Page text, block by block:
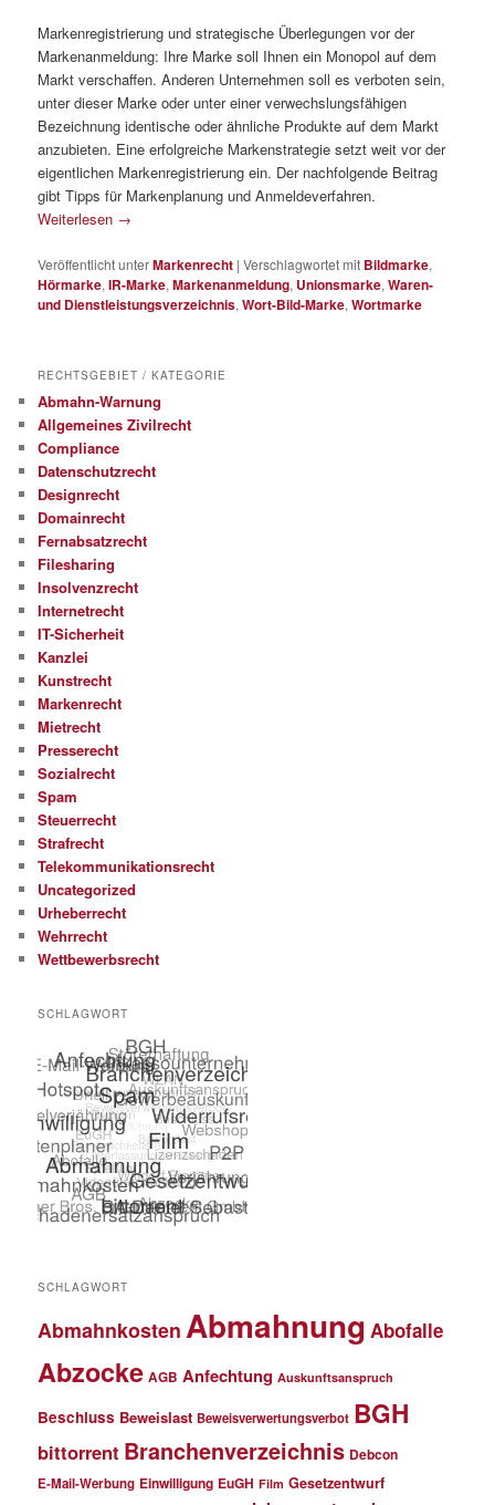
Markenregistrierung und strategische Überlegungen vor der
Markenanmeldung: Ihre Marke soll Ihnen ein Monopol auf dem
Markt verschaffen. Anderen Unternehmen soll es verboten sein,
unter dieser Marke oder unter einer verwechslungsfähigen
Bezeichnung identische oder ähnliche Produkte auf dem Markt
anzubieten. Eine erfolgreiche Markenstrategie setzt weit vor der
eigentlichen Markenregistrierung ein. Der nachfolgende Beitrag
gibt Tipps für Markenplanung und Anmeldeverfahren.
Weiterlesen →
Veröffentlicht unterMarkenrecht |Verschlagwortet mit Bildmarke,
Hörmarke,IR-Marke,Markenanmeldung, Unionsmarke,Waren-
und Dienstleistungsverzeichnis,Wort-Bild-Marke,Wortmarke
RECHTSGEBIET / KATEGORIE
Abmahn-Warnung
Allgemeines Zivilrecht
Compliance
Datenschutzrecht
Designrecht
Domainrecht
Fernabsatzrecht
Filesharing
Insolvenzrecht
Internetrecht
IT-Sicherheit
Kanzlei
Kunstrecht
Markenrecht
Mietrecht
Presserecht
Sozialrecht
Spam
Steuerrecht
Strafrecht
Telekommunikationsrecht
Uncategorized
Urheberrecht
Wehrrecht
Wettbewerbsrecht
SCHLAGWORT
SCHLAGWORT
Abmahnkosten Abmahnung Abofalle
Abzocke AGB Anfechtung Auskunftsanspruch
Beschluss Beweislast Beweisverwertungsverbot BGH
bittorrent Branchenverzeichnis Debcon
E-Mail-Werbung Einwilligung EuGH Film Gesetzentwurf